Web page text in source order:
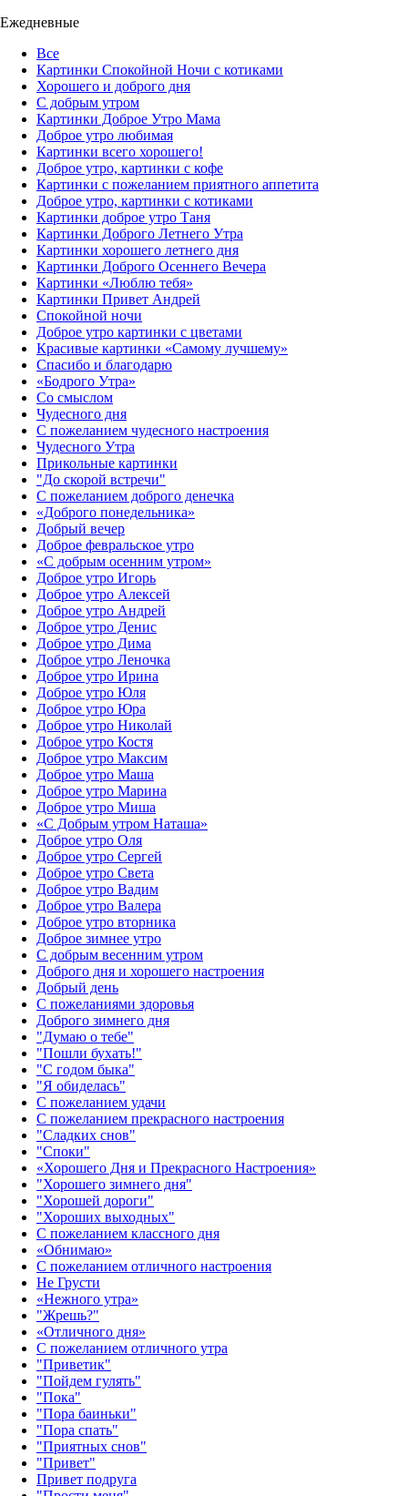
Ежедневные
Все
Картинки Спокойной Ночи с котиками
Хорошего и доброго дня
С добрым утром
Картинки Доброе Утро Мама
Доброе утро любимая
Картинки всего хорошего!
Доброе утро, картинки с кофе
Картинки с пожеланием приятного аппетита
Доброе утро, картинки с котиками
Картинки доброе утро Таня
Картинки Доброго Летнего Утра
Картинки хорошего летнего дня
Картинки Доброго Осеннего Вечера
Картинки «Люблю тебя»
Картинки Привет Андрей
Спокойной ночи
Доброе утро картинки с цветами
Красивые картинки «Самому лучшему»
Спасибо и благодарю
«‎Бодрого Утра»‎
Со смыслом
Чудесного дня
С пожеланием чудесного настроения
Чудесного Утра
Прикольные картинки
"До скорой встречи"
С пожеланием доброго денечка
«Доброго понедельника»‎
Добрый вечер
Доброе февральское утро
«С добрым осенним утром»‎
Доброе утро Игорь
Доброе утро Алексей
Доброе утро Андрей
Доброе утро Денис
Доброе утро Дима
Доброе утро Леночка
Доброе утро Ирина
Доброе утро Юля
Доброе утро Юра
Доброе утро Николай
Доброе утро Костя
Доброе утро Максим
Доброе утро Маша
Доброе утро Марина
Доброе утро Миша
«С Добрым утром Наташа»
Доброе утро Оля
Доброе утро Сергей
Доброе утро Света
Доброе утро Вадим
Доброе утро Валера
Доброе утро вторника
Доброе зимнее утро
С добрым весенним утром
Доброго дня и хорошего настроения
Добрый день
С пожеланиями здоровья
Доброго зимнего дня
"Думаю о тебе"
"Пошли бухать!"
"С годом быка"
"Я обиделась"
С пожеланием удачи
С пожеланием прекрасного настроения
"Сладких снов"
"Споки"
«Хорошего Дня и Прекрасного Настроения»
"Хорошего зимнего дня"
"Хорошей дороги"
"Хороших выходных"
С пожеланием классного дня
«Обнимаю»
С пожеланием отличного настроения
Не Грусти
«Нежного утра»‎
"Жрешь?"
«Отличного дня»‎
С пожеланием отличного утра
"Приветик"
"Пойдем гулять"
"Пока"
"Пора баиньки"
"Пора спать"
"Приятных снов"
"Привет"
Привет подруга